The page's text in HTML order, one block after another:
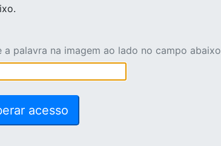
a palavra na imagem ao lado no campo abaixo